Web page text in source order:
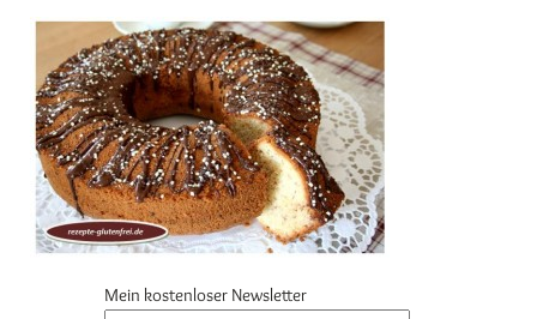
Mein kostenloser Newsletter